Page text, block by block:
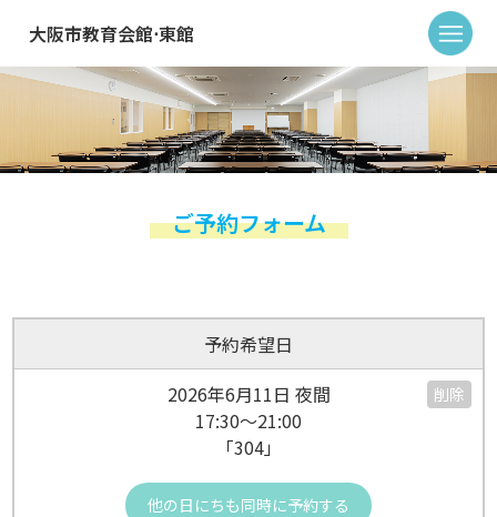
大阪市教育会館⋅東館
ご予約フォーム
予約希望日
2026年6月11日 夜間
17:30～21:00
「304」
削除
他の日にちも同時に予約する